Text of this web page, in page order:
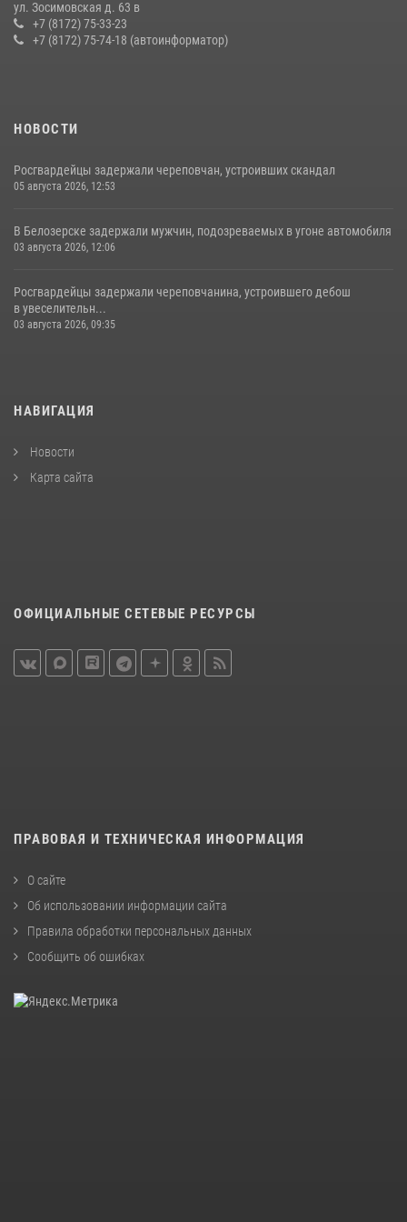
Росгвардии в Вологодской области
20 июля 2026, 10:47
ул. Зосимовская д. 63 в
+7 (8172) 75-33-23
+7 (8172) 75-74-18 (автоинформатор)
НОВОСТИ
Росгвардейцы задержали череповчан, устроивших скандал
05 августа 2026, 12:53
В Белозерске задержали мужчин, подозреваемых в угоне автомобиля
03 августа 2026, 12:06
Росгвардейцы задержали череповчанина, устроившего дебош
в увеселительн...
03 августа 2026, 09:35
НАВИГАЦИЯ
Новости
Карта сайта
ОФИЦИАЛЬНЫЕ СЕТЕВЫЕ РЕСУРСЫ
ПРАВОВАЯ И ТЕХНИЧЕСКАЯ ИНФОРМАЦИЯ
О сайте
Об использовании информации сайта
Правила обработки персональных данных
Сообщить об ошибках